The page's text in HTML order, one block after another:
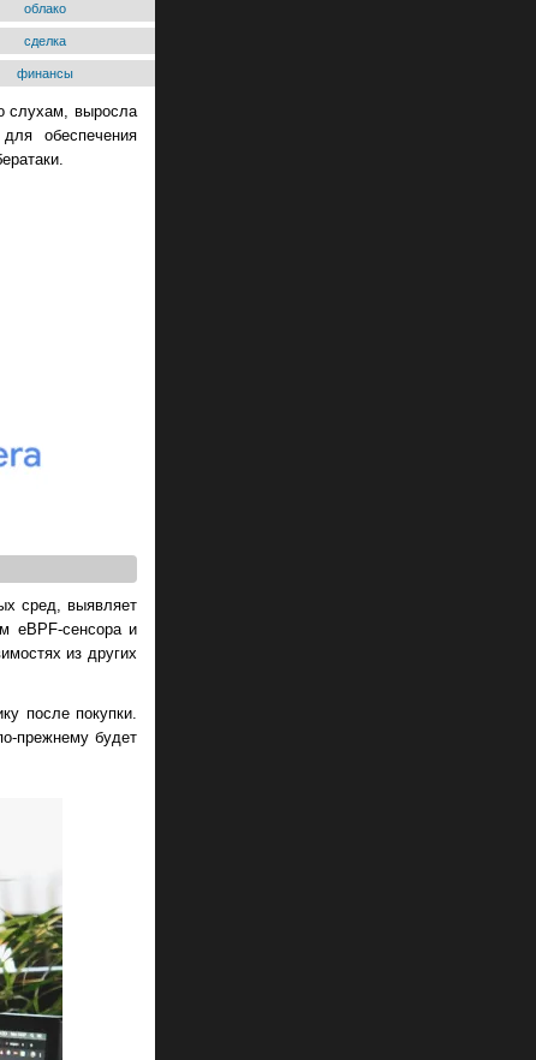
облако
сделка
финансы
слухам, выросла
обеспечения
сред, выявляет
eBPF-сенсора и
из других
после покупки.
прежнему будет